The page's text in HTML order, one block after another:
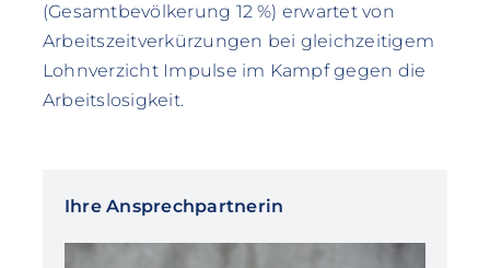
(Gesamtbevölkerung 12 %) erwartet von
Arbeitszeitverkürzungen bei gleichzeitigem
Lohnverzicht Impulse im Kampf gegen die
Arbeitslosigkeit.
Ihre Ansprechpartnerin